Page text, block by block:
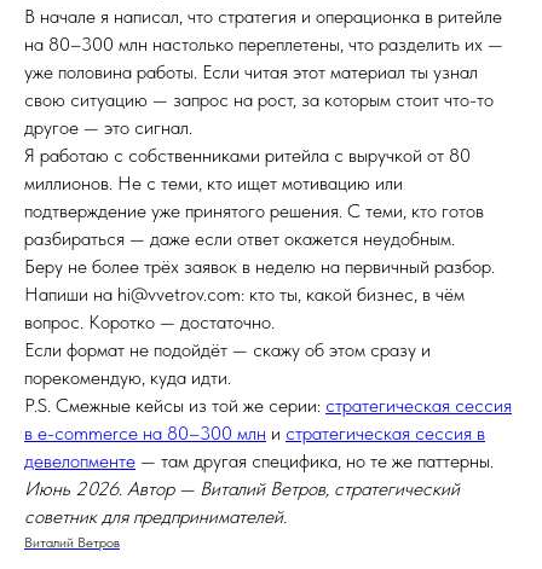
В начале я написал, что стратегия и операционка в ритейле
на 80–300 млн настолько переплетены, что разделить их —
уже половина работы. Если читая этот материал ты узнал
свою ситуацию — запрос на рост, за которым стоит что-то
другое — это сигнал.
Я работаю с собственниками ритейла с выручкой от 80
миллионов. Не с теми, кто ищет мотивацию или
подтверждение уже принятого решения. С теми, кто готов
разбираться — даже если ответ окажется неудобным.
Беру не более трёх заявок в неделю на первичный разбор.
Напиши на hi@vvetrov.com: кто ты, какой бизнес, в чём
вопрос. Коротко — достаточно.
Если формат не подойдёт — скажу об этом сразу и
порекомендую, куда идти.
P.S. Смежные кейсы из той же серии: стратегическая сессия
в e-commerce на 80–300 млн и стратегическая сессия в
девелопменте — там другая специфика, но те же паттерны.
Июнь 2026. Автор — Виталий Ветров, стратегический
советник для предпринимателей.
Виталий Ветров